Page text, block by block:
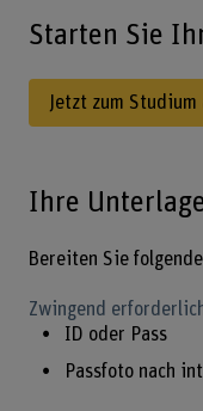
Starten Sie
Jetzt zum
Ihre
Bereiten Sie
Zwingend
ID oder Pass
Passfoto nach